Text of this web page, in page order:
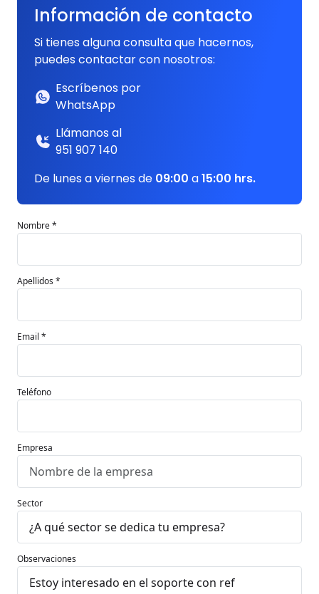
Información de contacto
Si tienes alguna consulta que hacernos,
puedes contactar con nosotros:
Escríbenos por
WhatsApp
Llámanos al
951 907 140
De lunes a viernes de 09:00 a15:00 hrs.
Nombre *
Apellidos *
Email *
Teléfono
Empresa
Sector
Observaciones